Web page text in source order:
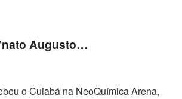
Augusto…
o Cuiabá na NeoQuímica Arena,